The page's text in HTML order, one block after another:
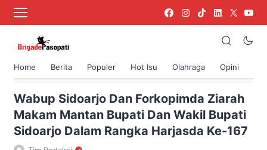
Home Berita Populer Hot Isu Olahraga Opini
›
Wabup Sidoarjo Dan Forkopimda Ziarah
Makam Mantan Bupati Dan Wakil Bupati
Sidoarjo Dalam Rangka Harjasda Ke-167